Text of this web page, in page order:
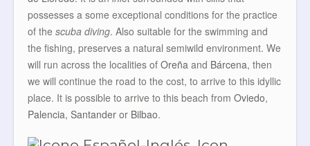
possesses a some exceptional conditions for the practice
of the scuba diving. Also suitable for the swimming and
the fishing, preserves a natural semiwild environment. We
will run across the localities of Oreña and Bárcena, then
we will continue the road to the cost, to arrive to this idyllic
place. It is possible to arrive to this beach from Oviedo,
Palencia, Santander or Bilbao.